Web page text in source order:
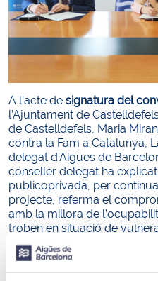
A l’acte de signatura del
l’Ajuntament de
de Castelldefels, Maria
contra la Fam a Catalunya,
delegat d’Aigües de
conseller delegat ha explicat
publicoprivada, per
projecte, referma el
amb la millora de
troben en situació de
sector ambiental, que en la
climàtica és més necessari